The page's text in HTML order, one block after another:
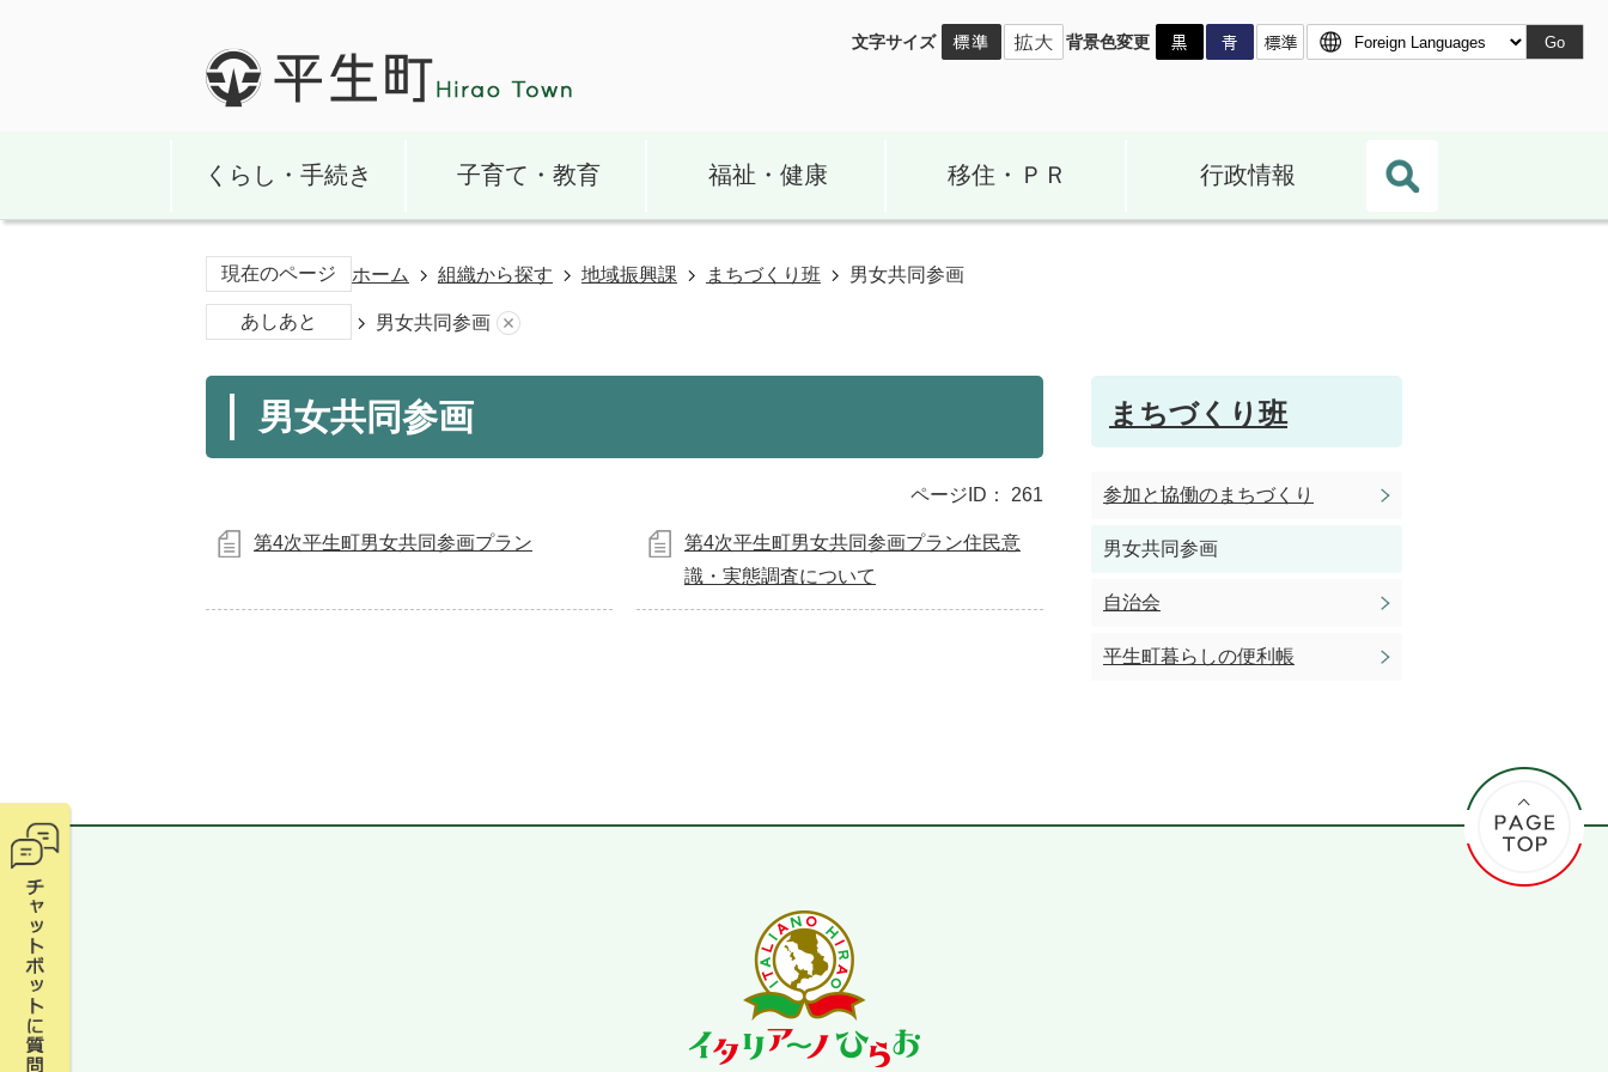
文字サイズ 背景色変更 Go
くらし・手続き 子育て・教育 福祉・健康 移住・ＰＲ 行政情報
現在のページ ホーム 組織から探す 地域振興課 まちづくり班 男女共同参画
あしあと 男女共同参画
男女共同参画
ページID： 261
第4次平生町男女共同参画プラン
第4次平生町男女共同参画プラン住民意
識・実態調査について
まちづくり班
参加と協働のまちづくり
男女共同参画
自治会
平生町暮らしの便利帳